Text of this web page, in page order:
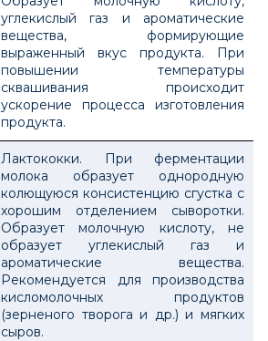
углекислый газ и ароматические
вещества, формирующие
выраженный вкус продукта. При
повышении температуры
сквашивания происходит
ускорение процесса изготовления
продукта.
Лактококки. При ферментации
молока образует однородную
колющуюся консистенцию сгустка с
хорошим отделением сыворотки.
Образует молочную кислоту, не
образует углекислый газ и
ароматические вещества.
Рекомендуется для производства
кисломолочных продуктов
(зерненого творога и др.) и мягких
сыров.